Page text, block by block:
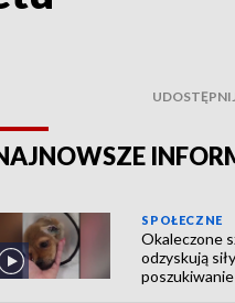
SPOŁECZNE
Okaleczone
odzyskują